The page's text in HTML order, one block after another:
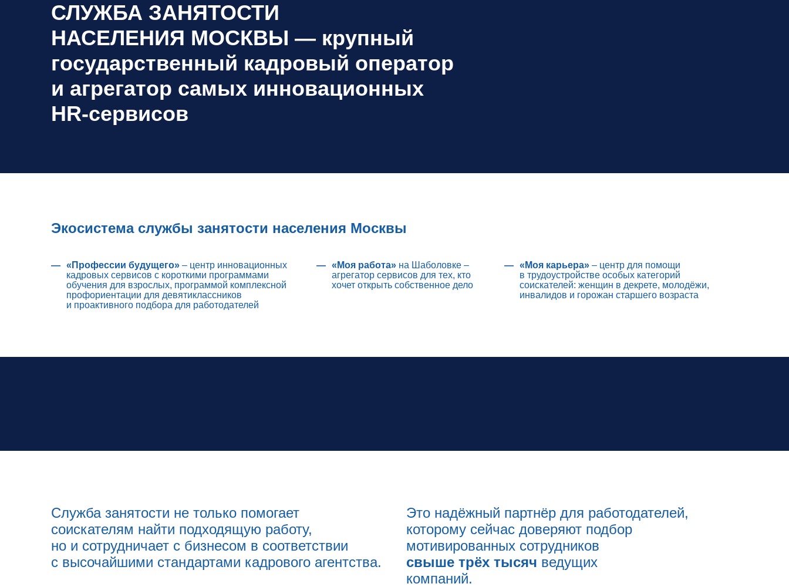
СЛУЖБА ЗАНЯТОСТИ
НАСЕЛЕНИЯ МОСКВЫ — крупный
государственный кадровый оператор
и агрегатор самых инновационных
HR‑сервисов
Экосистема службы занятости населения Москвы
«Профессии будущего» – центр инновационных
кадровых сервисов с короткими программами
обучения для взрослых, программой комплексной
профориентации для девятиклассников
и проактивного подбора для работодателей
«Моя работа» на Шаболовке –
агрегатор сервисов для тех, кто
хочет открыть собственное дело
«Моя карьера»– центр для помощи
в трудоустройстве особых категорий
соискателей: женщин в декрете, молодёжи,
инвалидов и горожан старшего возраста
Служба занятости не только помогает
соискателям найти подходящую работу,
но и сотрудничает с бизнесом в соответствии
с высочайшими стандартами кадрового агентства.
Это надёжный партнёр для работодателей,
которому сейчас доверяют подбор
мотивированных сотрудников
свыше трёх тысяч ведущих
компаний.